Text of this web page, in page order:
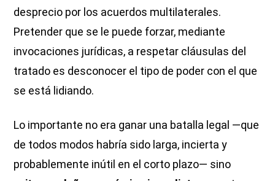
desprecio por los acuerdos multilaterales.
Pretender que se le puede forzar, mediante
invocaciones jurídicas, a respetar cláusulas del
tratado es desconocer el tipo de poder con el que
se está lidiando.
Lo importante no era ganar una batalla legal —que
de todos modos habría sido larga, incierta y
probablemente inútil en el corto plazo— sino